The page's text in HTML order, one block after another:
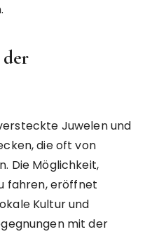
Juwelen und
die oft von
Die Möglichkeit,
fahren, eröffnet
Kultur und
mit der